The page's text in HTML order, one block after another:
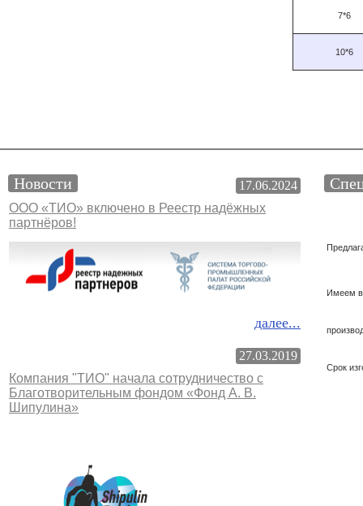
7*6
10*6
Новости
17.06.2024
ООО «ТИО» включено в Реестр надёжных
партнёров!
далее...
27.03.2019
Компания "ТИО" начала сотрудничество с
Благотворительным фондом «Фонд А. В.
Шипулина»
Имеем
Срок